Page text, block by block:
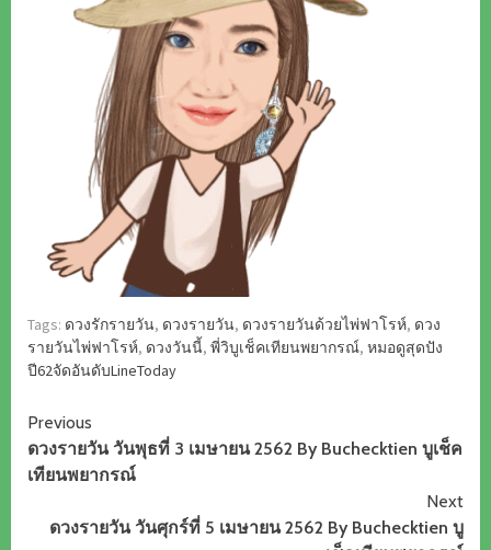
Tags: ดวงรักรายวัน, ดวงรายวัน, ดวงรายวันด้วยไพ่ฟาโรห์, ดวง
รายวันไพ่ฟาโรห์, ดวงวันนี้, พี่วิบูเช็คเทียนพยากรณ์, หมอดูสุดปัง
ปี62จัดอันดับLineToday
Continue
Reading
Previous
ดวงรายวัน วันพุธที่ 3 เมษายน 2562 By Buchecktien บูเช็ค
เทียนพยากรณ์
Next
ดวงรายวัน วันศุกร์ที่ 5 เมษายน 2562 By Buchecktien บู